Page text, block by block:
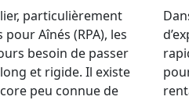
particulièrement
Aînés (RPA), les
besoin de passer
et rigide. Il existe
peu connue de